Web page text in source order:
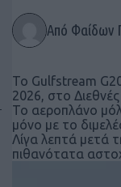
Από Φαίδων
Το Gulfstream
2026, στο
Το αεροπλάνο
μόνο με το
Λίγα λεπτά μετά
πιθανότατα